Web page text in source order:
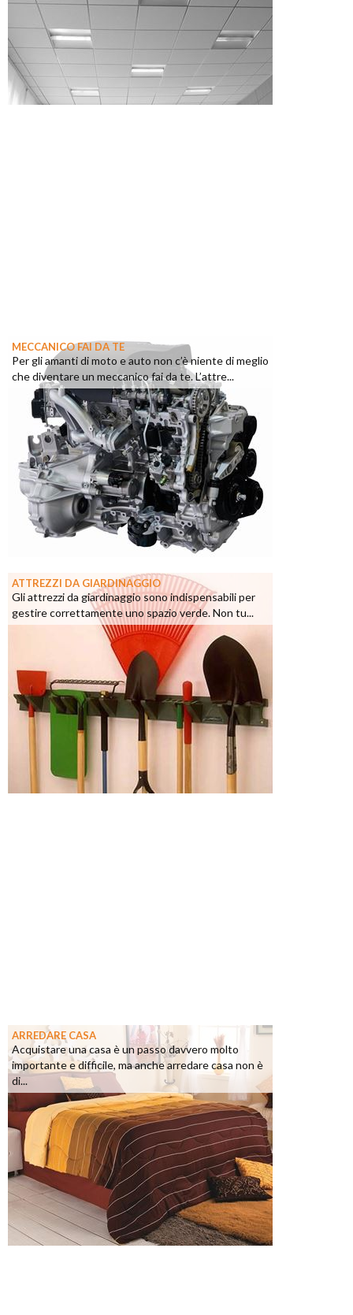
MECCANICO FAI DA TE
Per gli amanti di moto e auto non c’è niente di meglio
che diventare un meccanico fai da te. L’attre...
ATTREZZI DA GIARDINAGGIO
Gli attrezzi da giardinaggio sono indispensabili per
gestire correttamente uno spazio verde. Non tu...
ARREDARE CASA
Acquistare una casa è un passo davvero molto
importante e difficile, ma anche arredare casa non è
di...